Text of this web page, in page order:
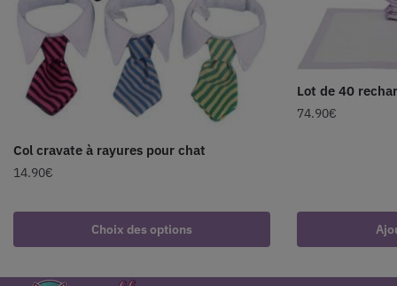
Col cravate à rayures pour chat
14.90€
Choix des options
Lot de 40
74.90€